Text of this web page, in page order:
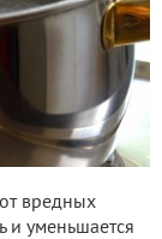
вредных
и уменьшается